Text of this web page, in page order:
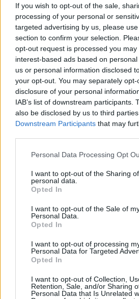
If you wish to opt-out of the sale,
processing of your personal or
targeted advertising by us, please
section to confirm your selection.
opt-out request is processed you may
interest-based ads based on
us or personal information disclosed
your opt-out. You may separately
disclosure of your personal
IAB’s list of downstream participants.
also be disclosed by us to third
Downstream Participants that may
Please note that this website/app
not limited to your visit or usage
grant or deny consent to Google and
use your data for below specified
consent section.
Personal Data Processing Opt
I want to opt-out of the Sharing
personal data.
Opted In
I want to opt-out of the Sale of
Personal Data.
Opted In
I want to opt-out of processing
Personal Data for Targeted
Opted In
I want to opt-out of Collection,
Retention, Sale, and/or Sharing
Personal Data that Is Unrelated
Kövess minket a
Parc Fermé
16 órája
Hakkinen megtartaná a